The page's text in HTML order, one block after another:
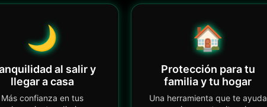
🌙
al salir y
llegar a casa
Más confianza en tus
🏠
Protección para tu
familia y tu hogar
Una herramienta que te ayuda